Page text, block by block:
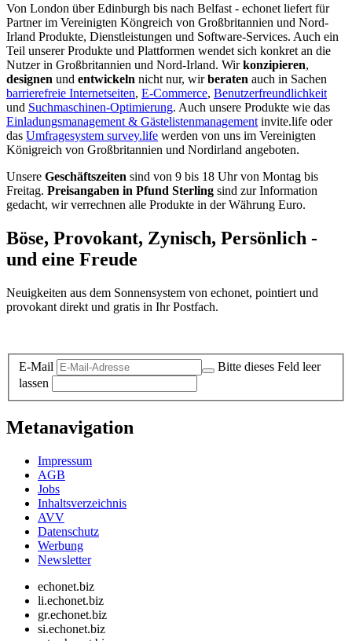
Von London über Edinburgh bis nach Belfast - echonet liefert für
Partner im Vereinigten Köngreich von Großbritannien und Nord-
Irland Produkte, Dienstleistungen und Software-Services. Auch ein
Teil unserer Produkte und Plattformen wendet sich konkret an die
Nutzer in Großbritannien und Nord-Irland. Wirkonzipieren,
designen und entwickeln nicht nur, wirberaten auch in Sachen
barrierefreie Internetseiten, E-Commerce, Benutzerfreundlichkeit
und Suchmaschinen-Optimierung. Auch unsere Produkte wie das
Einladungsmanagement & Gästelistenmanagement invite.life oder
das Umfragesystem survey.life werden von uns im Vereinigten
Königreich von Großbritannien und Nordirland angeboten.
Unsere Geschäftszeiten sind von 9 bis 18 Uhr von Montag bis
Freitag. Preisangaben in Pfund Sterling sind zur Information
gedacht, wir verrechnen alle Produkte in der Währung Euro.
Böse, Provokant, Zynisch, Persönlich -
und eine Freude
Neuigkeiten aus dem Sonnensystem von echonet, pointiert und
provokant direkt und gratis in Ihr Postfach.
E-Mail
Bitte dieses Feld leer
lassen
Metanavigation
Impressum
AGB
Jobs
Inhaltsverzeichnis
AVV
Datenschutz
Werbung
Newsletter
echonet.biz
li.echonet.biz
gr.echonet.biz
si.echonet.biz